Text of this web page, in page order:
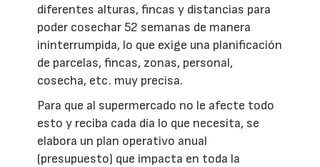
diferentes alturas, fincas y distancias para
poder cosechar 52 semanas de manera
ininterrumpida, lo que exige una planificación
de parcelas, fincas, zonas, personal,
cosecha, etc. muy precisa.
Para que al supermercado no le afecte todo
esto y reciba cada día lo que necesita, se
elabora un plan operativo anual
(presupuesto) que impacta en toda la